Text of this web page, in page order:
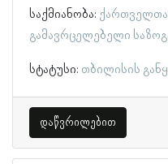
საქმიანობა:
გამავრცელებელი
სტატუსი: თბილისის
დაწვრილებით